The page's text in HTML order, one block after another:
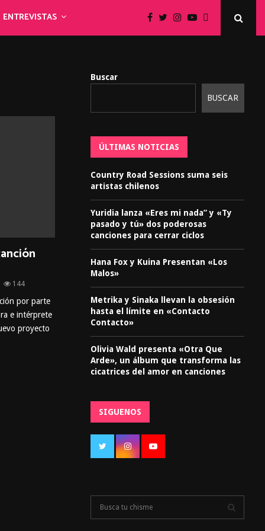
ENTREVISTAS
144
por parte
e intérprete
proyecto
Buscar
BUSCAR
ÚLTIMAS NOTICIAS
Country Road Sessions suma seis
artistas chilenos
Yuridia lanza «Eres mi nada” y «Ty
pasado y tú» dos poderosas
canciones para cerrar ciclos
Hana Fox y Kuina Presentan «Los
Malos»
Metrika y Sinaka llevan la obsesión
hasta el límite en «Contacto
Contacto»
Olivia Wald presenta «Otra Que
Arde», un álbum que transforma las
cicatrices del amor en canciones
SIGUENOS